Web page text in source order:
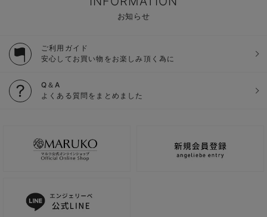
お知らせ
ご利用ガイド
安心してお買い物をお楽しみ頂く為に
Q＆A
よくある質問をまとめました